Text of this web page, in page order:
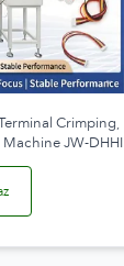
Crimping,
JW-DHHI